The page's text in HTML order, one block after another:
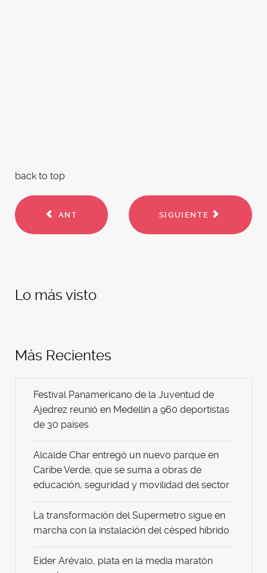
back to top
ANT SIGUIENTE
Lo más visto
Más Recientes
Festival Panamericano de la Juventud de
Ajedrez reunió en Medellín a 960 deportistas
de 30 países
Alcalde Char entregó un nuevo parque en
Caribe Verde, que se suma a obras de
educación, seguridad y movilidad del sector
La transformación del Supermetro sigue en
marcha con la instalación del césped híbrido
Eider Arévalo, plata en la media maratón